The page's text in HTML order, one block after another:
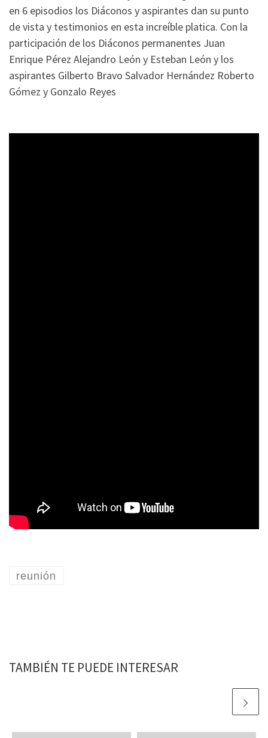
en 6 episodios los Diáconos y aspirantes dan su punto
de vista y testimonios en esta increíble platica. Con la
participación de los Diáconos permanentes Juan
Enrique Pérez Alejandro León y Esteban León y los
aspirantes Gilberto Bravo Salvador Hernández Roberto
Gómez y Gonzalo Reyes
reunión
TAMBIÉN TE PUEDE INTERESAR